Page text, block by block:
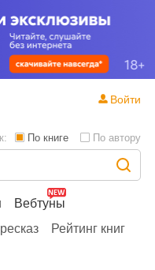
Вебтуны
Рейтинг книг
По книге По автору
Войти